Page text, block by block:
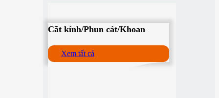
Cắt kính/Phun cát/Khoan
Xem tất cả